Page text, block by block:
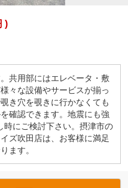
)
共用部にはエレベータ・敷
々な設備やサービスが揃っ
き穴を覗きに行かなくても
確認できます。地震にも強
時にご検討下さい。摂津市の
ズ吹田店は、お客様に満足
ます。